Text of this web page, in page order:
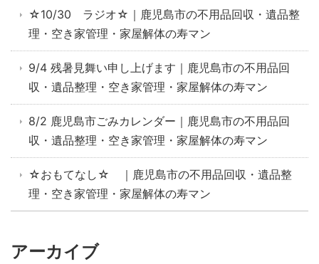
☆10/30 ラジオ☆｜鹿児島市の不用品回収・遺品整
理・空き家管理・家屋解体の寿マン
9/4 残暑見舞い申し上げます｜鹿児島市の不用品回
収・遺品整理・空き家管理・家屋解体の寿マン
8/2 鹿児島市ごみカレンダー｜鹿児島市の不用品回
収・遺品整理・空き家管理・家屋解体の寿マン
☆おもてなし☆ ｜鹿児島市の不用品回収・遺品整
理・空き家管理・家屋解体の寿マン
アーカイブ